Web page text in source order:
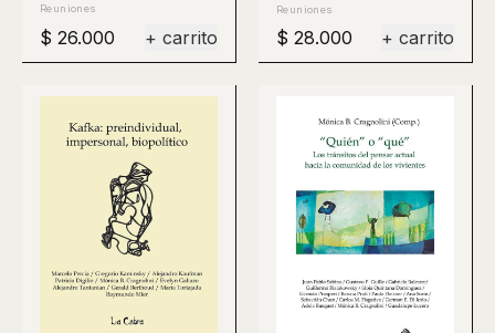
Reuniones
$ 26.000 + carrito
Reuniones
$ 28.000 + carrito